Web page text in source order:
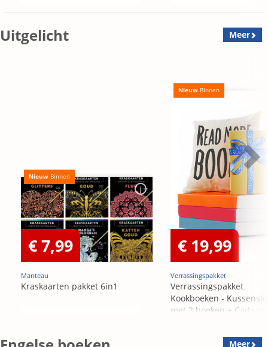
Uitgelicht Meer
Nieuw Binnen
€ 7,99
Manteau
Kraskaarten pakket 6in1
Nieuw Binnen
€ 19,99
Verrassingspakket
Verrassingspakket
Kookboeken -
met 3 boeken + Cadeau
Meer